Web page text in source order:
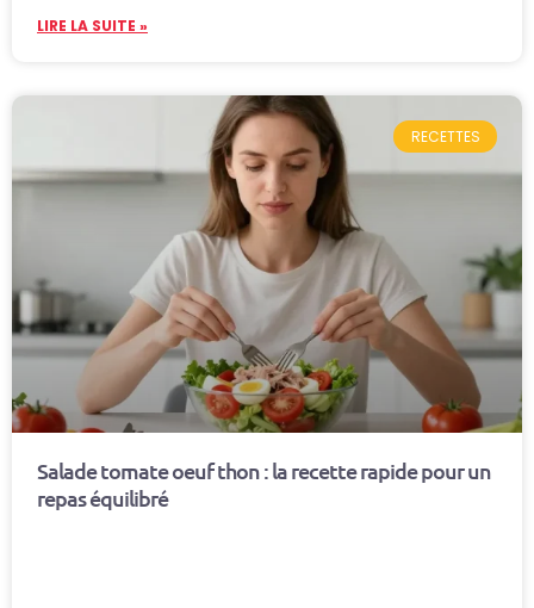
LIRE LA SUITE »
RECETTES
Salade tomate oeuf thon : la recette rapide pour un
repas équilibré